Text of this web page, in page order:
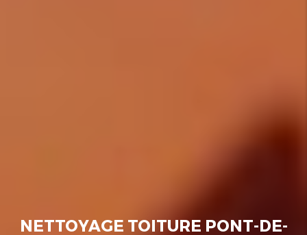
NETTOYAGE TOITURE PONT-DE-